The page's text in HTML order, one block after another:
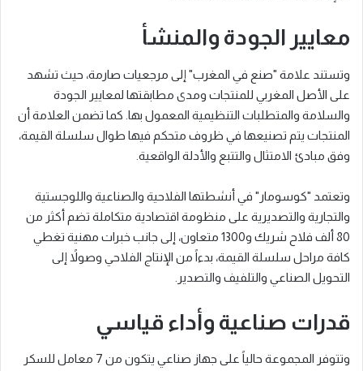
معايير الجودة والمنشأ
وتستند علامة "صنع في المغرب" إلى مرجعيات صارمة، حيث تشهد
على الأصل المغربي للمنتجات ومدى مطابقتها لمعايير الجودة
والسلامة والمتطلبات التنظيمية المعمول بها. كما تضمن العلامة أن
المنتجات يتم تصنيعها في ظروف متحكم فيها طوال سلسلة القيمة،
وفق مبادئ الامتثال والتتبع والأدلة الواقعية.
وتعتمد "كوسومار" في أنشطتها الفلاحية والصناعية واللوجستية
والتجارية والتصديرية على منظومة اقتصادية متكاملة تضم أكثر من
80 ألف فلاح شريك و1300 متعاون، إلى جانب خبرات مهنية تغطي
كافة مراحل سلسلة القيمة، بدءاً من الإنتاج الفلاحي وصولاً إلى
التحويل الصناعي والتلفيف والتصدير.
قدرات صناعية وأداء قياسي
وتتوفر المجموعة حالياً على جهاز صناعي يتكون من 7 معامل للسكر